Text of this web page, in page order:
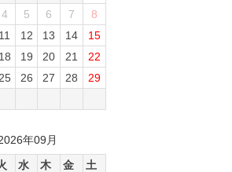
4 5 6 7
8
11 12 13 14
15
18 19 20 21
22
25 26 27 28
29
年09月
水 木 金 土